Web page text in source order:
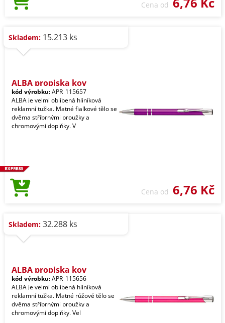
Cena od
Skladem: 15.213 ks
ALBA propiska kov
kód výrobku:APR_115657
ALBA je velmi oblíbená hliníková
reklamní tužka. Matné fialkové tělo se
dvěma stříbrnými proužky a
chromovými doplňky. V
Cena od 6,76 Kč
Skladem: 32.288 ks
ALBA propiska kov
kód výrobku:APR_115656
ALBA je velmi oblíbená hliníková
reklamní tužka. Matné růžové tělo se
dvěma stříbrnými proužky a
chromovými doplňky. Vel